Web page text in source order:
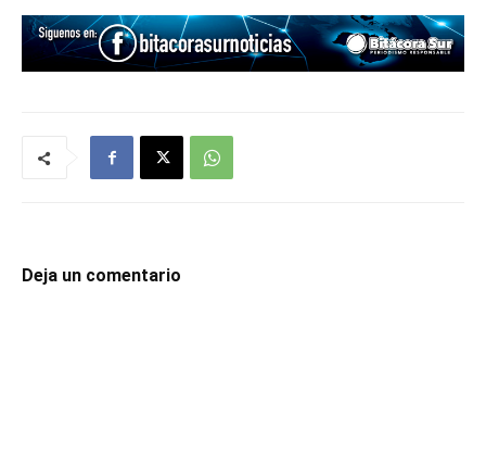
Deja un comentario